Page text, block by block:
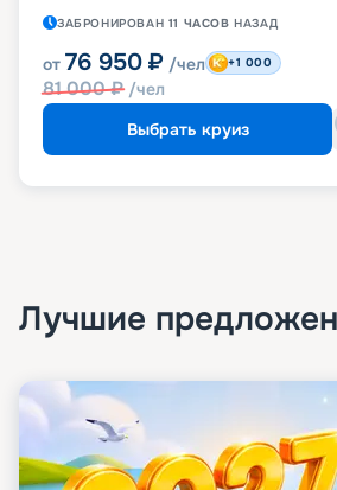
ЗАБРОНИРОВАН 11 ЧАСОВ НАЗАД
от 76 950 ₽ /чел
81 000₽ /чел
+1 000
Выбрать круиз
Лучшие